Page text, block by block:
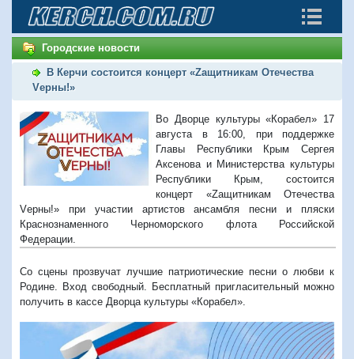
Городские новости
В Керчи состоится концерт «Zащитникам Отечества
Vерны!»
Во Дворце культуры «Корабел» 17
августа в 16:00, при поддержке
Главы Республики Крым Сергея
Аксенова и Министерства культуры
Республики Крым, состоится
концерт «Zащитникам Отечества
Vерны!» при участии артистов ансамбля песни и пляски
Краснознаменного Черноморского флота Российской
Федерации.
Со сцены прозвучат лучшие патриотические песни о любви к
Родине. Вход свободный. Бесплатный пригласительный можно
получить в кассе Дворца культуры «Корабел».